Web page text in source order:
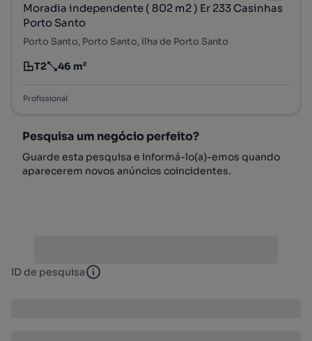
Moradia independente ( 802 m2 ) Er 233 Casinhas
Porto Santo
Porto Santo, Porto Santo, Ilha de Porto Santo
Tipologia
T2
Preço por metro quadrado
46 m²
Profissional
Pesquisa um negócio perfeito?
Guarde esta pesquisa e informá-lo(a)-emos quando
aparecerem novos anúncios coincidentes.
ID de pesquisa ID de pesquisa